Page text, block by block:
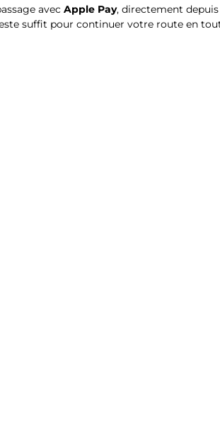
avec Apple Pay, directement
suffit pour continuer votre route en